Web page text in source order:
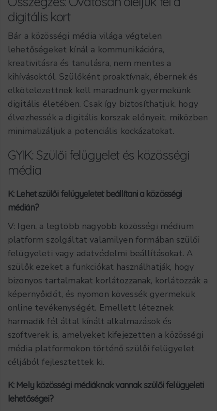
digitális kort
Bár a közösségi média világa végtelen
lehetőségeket kínál a kommunikációra,
kreativitásra és tanulásra, nem mentes a
kihívásoktól. Szülőként proaktívnak, ébernek és
elkötelezettnek kell maradnunk gyermekünk
digitális életében. Csak így biztosíthatjuk, hogy
élvezhessék a digitális korszak előnyeit, miközben
minimalizáljuk a potenciális kockázatokat.
GYIK: Szülői felügyelet és közösségi
média
K: Lehet szülői felügyeletet beállítani a közösségi
médián?
V: Igen, a legtöbb nagyobb közösségi médium
platform szolgáltat valamilyen formában szülői
felügyeleti vagy adatvédelmi beállításokat. A
szülők ezeket a funkciókat használhatják, hogy
bizonyos tartalmakat korlátozzanak, korlátozzák a
képernyőidőt, és nyomon kövessék gyermekük
online tevékenységét. Emellett léteznek
harmadik fél által kínált alkalmazások és
szoftverek is, amelyeket kifejezetten a közösségi
média platformokon történő szülői felügyelet
céljából fejlesztettek ki.
K: Mely közösségi médiáknak vannak szülői felügyeleti
lehetőségei?